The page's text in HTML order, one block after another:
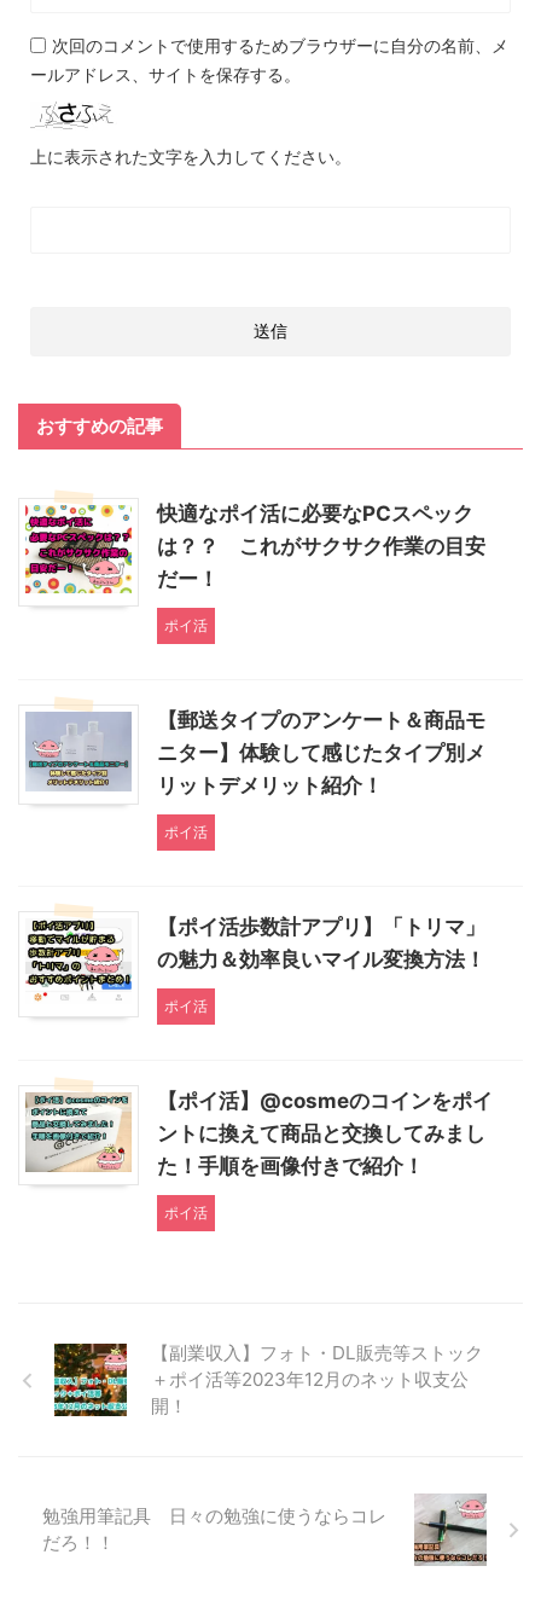
次回のコメントで使用するためブラウザーに自分の名前、メ
ールアドレス、サイトを保存する。
上に表示された文字を入力してください。
おすすめの記事
快適なポイ活に必要なPCスペック
は？？ これがサクサク作業の目安
だー！
ポイ活
【郵送タイプのアンケート＆商品モ
ニター】体験して感じたタイプ別メ
リットデメリット紹介！
ポイ活
【ポイ活歩数計アプリ】「トリマ」
の魅力＆効率良いマイル変換方法！
ポイ活
【ポイ活】@cosmeのコインをポイ
ントに換えて商品と交換してみまし
た！手順を画像付きで紹介！
ポイ活
【副業収入】フォト・DL販売等ストック
＋ポイ活等2023年12月のネット収支公
開！
勉強用筆記具 日々の勉強に使うならコレ
だろ！！